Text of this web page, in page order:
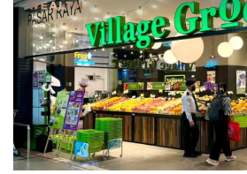
แม็คโคร สาขาเชียงใหม่ ซุปเปอร์ไฮเ
2536 ซึ่งได้รับการตอบรับที่ดี ทั้งจาก
ร้านอาหาร และธุรกิจจัดเลี้ยง รวมถึง
ปัจจุบันแม็คโครมีสาขาในจังหวัดเชีย
ครอบคลุมหลายพื้นที่ เป็นเสมือนแหล่ง
ประกอบการและผู้บริโภค โดยมีสินค้
ลุ่มอาหารสด รวมถึงผักและผลไม้คุณ